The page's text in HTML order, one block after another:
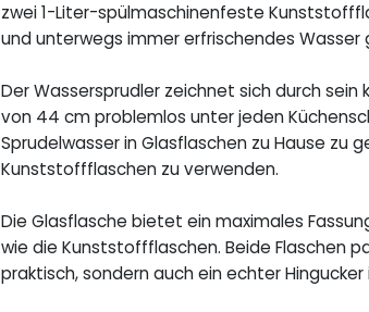
zwei 1-Liter-spülmaschinenfeste
und unterwegs immer erfrischendes Wasser
Der Wassersprudler zeichnet sich durch
von 44 cm problemlos unter jeden
Sprudelwasser in Glasflaschen zu Hause
Kunststoffflaschen zu verwenden.
Die Glasflasche bietet ein maximales
wie die Kunststoffflaschen. Beide Flaschen
praktisch, sondern auch ein echter Hingucker